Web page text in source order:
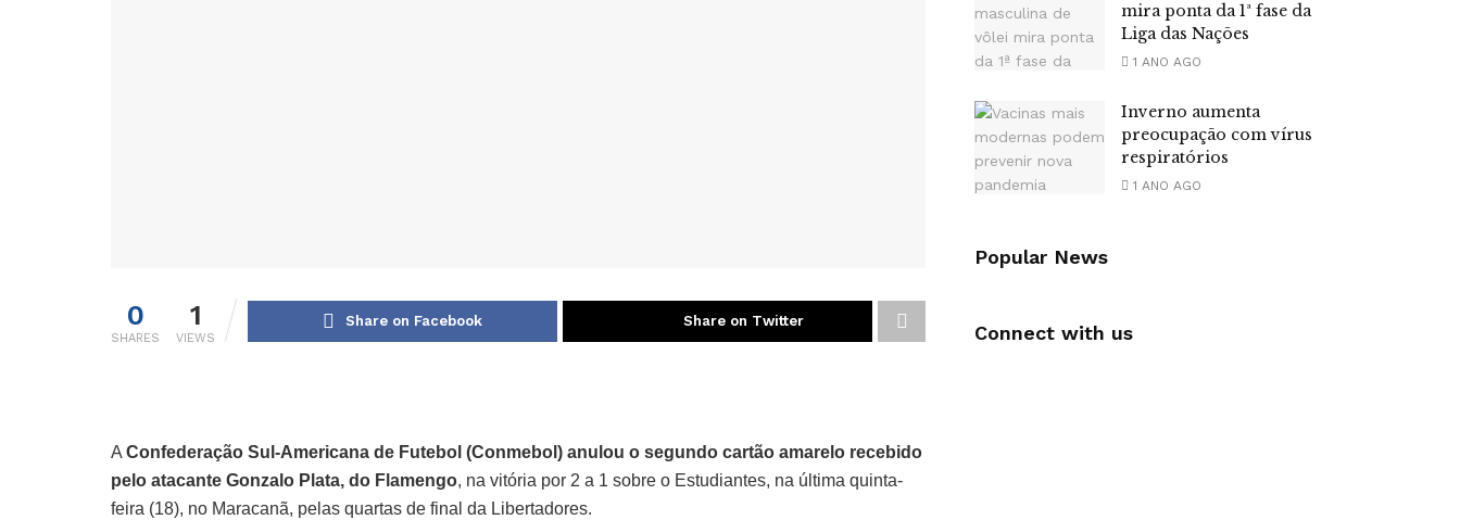
0
SHARES
1
VIEWS
Share on Facebook Share on Twitter
A Confederação Sul-Americana de Futebol (Conmebol) anulou o segundo cartão amarelo recebido
pelo atacante Gonzalo Plata, do Flamengo, na vitória por 2 a 1 sobre o Estudiantes, na última quinta-
feira (18), no Maracanã, pelas quartas de final da Libertadores.
mira ponta da 1ª fase da
Liga das Nações
1 ANO AGO
Inverno aumenta
preocupação com vírus
respiratórios
1 ANO AGO
Popular News
Connect with us